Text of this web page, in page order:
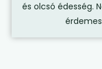
és olcsó édesség.